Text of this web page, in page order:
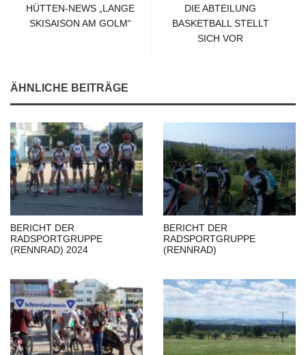
HÜTTEN-NEWS „LANGE
SKISAISON AM GOLM“
DIE ABTEILUNG
BASKETBALL STELLT
SICH VOR
ÄHNLICHE BEITRÄGE
BERICHT DER
RADSPORTGRUPPE
(RENNRAD) 2024
BERICHT DER
RADSPORTGRUPPE
(RENNRAD)